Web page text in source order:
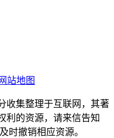
网站地图
收集整理于互联网，其著
利的资源，请来信告知
时撤销相应资源。